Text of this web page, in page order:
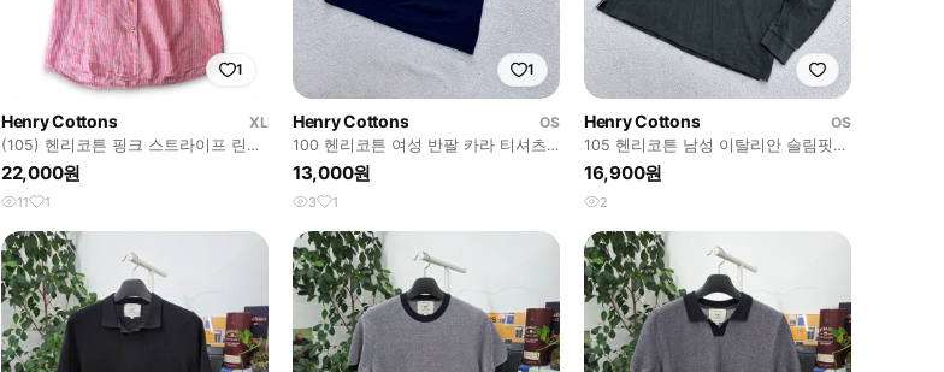
1
Henry Cottons
XL
(105) 헨리코튼 핑크 스트라이프 린넨
반팔 셔츠
22,000원
11 1
1
Henry Cottons
OS
100 헨리코튼 여성 반팔 카라 티셔츠
0622E
13,000원
3 1
Henry Cottons
OS
105 헨리코튼 남성 이탈리안 슬림핏
긴팔 티셔츠 0601E2
16,900원
2